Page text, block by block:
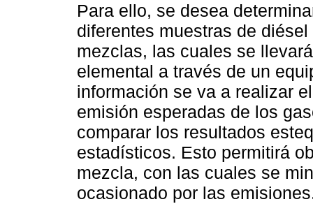
Para ello, se desea
diferentes muestras de
mezclas, las cuales se
elemental a través de un
información se va a realizar
emisión esperadas de los
comparar los resultados
estadísticos. Esto permitirá
mezcla, con las cuales se
ocasionado por las